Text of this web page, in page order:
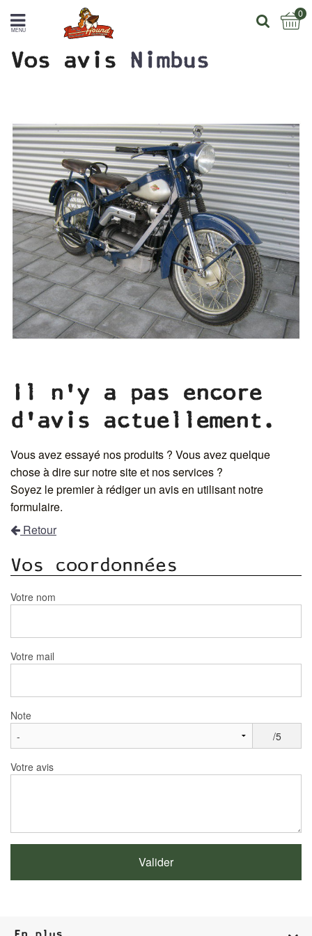
MENU
0
Vos avis Nimbus
Il n'y a pas encore
d'avis actuellement.
Vous avez essayé nos produits ? Vous avez quelque
chose à dire sur notre site et nos services ?
Soyez le premier à rédiger un avis en utilisant notre
formulaire.
Retour
Vos coordonnées
Votre nom
Votre mail
Note
/5
Votre avis